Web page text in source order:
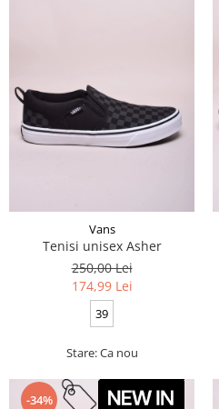
Vans
Tenisi unisex Asher
250,00 Lei
174,99 Lei
39
Stare: Ca nou
-34%